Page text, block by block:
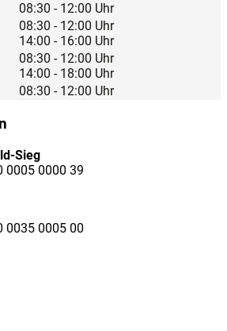
08:30 - 12:00 Uhr
08:30 - 12:00 Uhr
14:00 - 16:00 Uhr
08:30 - 12:00 Uhr
14:00 - 18:00 Uhr
08:30 - 12:00 Uhr
Sieg
0005 0000 39
0035 0005 00